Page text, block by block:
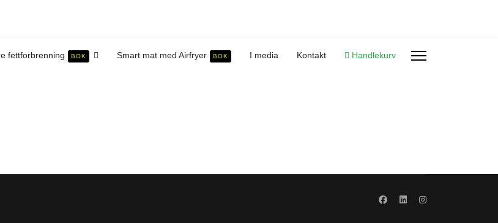
fettforbrenning BOK Smart mat med Airfryer BOK I media Kontakt Handlekurv